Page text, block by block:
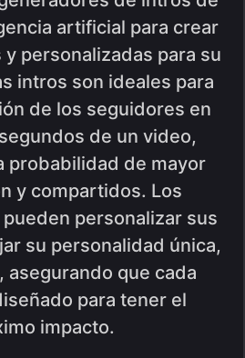
artificial para crear
personalizadas para su
intros son ideales para
de los seguidores en
de un video,
probabilidad de mayor
y compartidos. Los
personalizar sus
su personalidad única,
asegurando que cada
para tener el
impacto.